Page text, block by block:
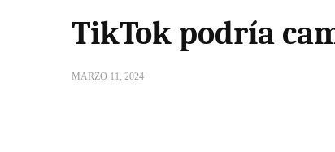
TikTok podría
MARZO 11, 2024